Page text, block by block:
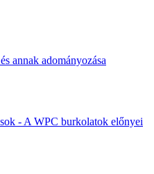
annak adományozása
- A WPC burkolatok előnyei